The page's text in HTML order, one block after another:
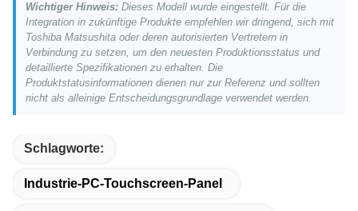
Wichtiger Hinweis: Dieses Modell wurde eingestellt. Für die
Integration in zukünftige Produkte empfehlen wir dringend, sich mit
Toshiba Matsushita oder deren autorisierten Vertretern in
Verbindung zu setzen, um den neuesten Produktionsstatus und
detaillierte Spezifikationen zu erhalten. Die
Produktstatusinformationen dienen nur zur Referenz und sollten
nicht als alleinige Entscheidungsgrundlage verwendet werden.
Schlagworte:
Industrie-PC-Touchscreen-Panel